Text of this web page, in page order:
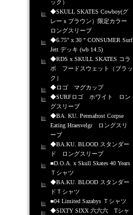
ック）
◆SKULL SKATES Cowboy(グ
レーｘブラウン）限定カラー
ロングスリーブ
◆6.75" x 30 " CONSUMER Surf
Jett デッキ (wb 14.5)
◆RDS x SKULL SKATES コラ
ボ フードスウェット（ブラッ
ク）
◆ロゴ マグカップ
◆SURFロゴ ホワイト ロン
グスリーブ
◆BA. KU. Permafrost Corpse
Eating Hraesvelgr ロングスリ
ーブ
◆BA.KU. BLOOD スタンダー
ド ロングスリーブ
■D.O.A. x Skull Skates 40 Years
Ｔシャツ
◆BA.KU. BLOOD スタンダー
ドＴシャツ
■04 Limited Sazabys Ｔシャツ
◆SIXTY SIXX 六六六 Tシャ